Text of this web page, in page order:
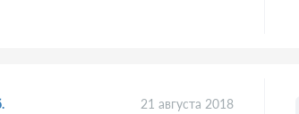
21 августа 2018